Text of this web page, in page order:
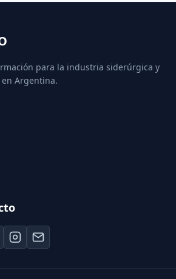
para la industria siderúrgica y
Argentina.